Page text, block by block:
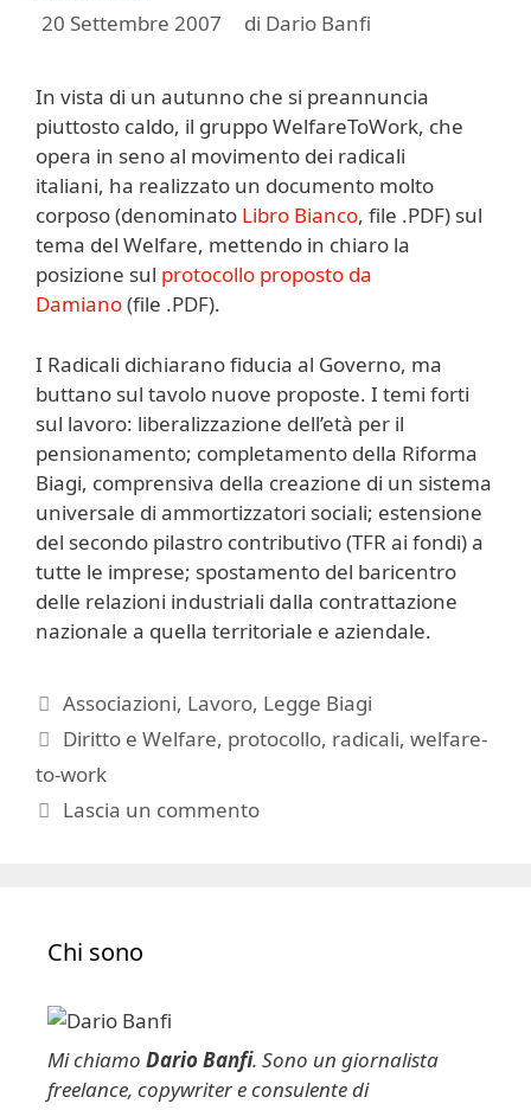
20 Settembre 2007 di Dario Banfi
In vista di un autunno che si preannuncia
piuttosto caldo, il gruppo WelfareToWork, che
opera in seno al movimento dei radicali
italiani, ha realizzato un documento molto
corposo (denominato Libro Bianco, file .PDF) sul
tema del Welfare, mettendo in chiaro la
posizione sul protocollo proposto da
Damiano(file .PDF).
I Radicali dichiarano fiducia al Governo, ma
buttano sul tavolo nuove proposte. I temi forti
sul lavoro: liberalizzazione dell’età per il
pensionamento; completamento della Riforma
Biagi, comprensiva della creazione di un sistema
universale di ammortizzatori sociali; estensione
del secondo pilastro contributivo (TFR ai fondi) a
tutte le imprese; spostamento del baricentro
delle relazioni industriali dalla contrattazione
nazionale a quella territoriale e aziendale.
Categorie
Associazioni, Lavoro, Legge Biagi
Tag
Diritto e Welfare, protocollo, radicali,welfare-
to-work
Lascia un commento
Chi sono
Mi chiamo Dario Banfi. Sono un giornalista
freelance, copywriter e consulente di